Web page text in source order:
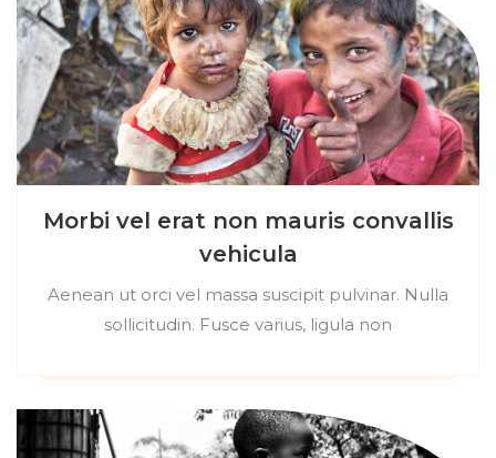
Morbi vel erat non mauris convallis
vehicula
Aenean ut orci vel massa suscipit pulvinar. Nulla
sollicitudin. Fusce varius, ligula non